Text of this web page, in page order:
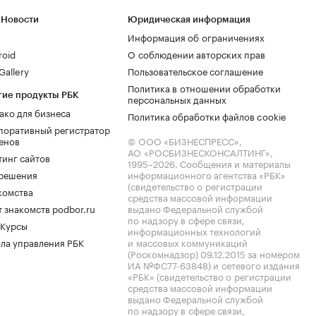
продукты РБК
для бизнеса
регистратор
сайтов
знакомств podbor.ru
управления РБК
Юридическая информация
Информация об ограничениях
О соблюдении авторских прав
Пользовательское соглашение
Политика в отношении обработки
персональных данных
Политика обработки файлов cookie
© ООО «БИЗНЕСПРЕСС»,
АО «РОСБИЗНЕСКОНСАЛТИНГ»,
1995–2026. Сообщения и материалы
информационного агентства «РБК»
(свидетельство о регистрации
средства массовой информации
выдано Федеральной службой
по надзору в сфере связи,
информационных технологий
и массовых коммуникаций
(Роскомнадзор) 09.12.2015 за номером
ИА №ФС77-63848) и сетевого издания
«РБК» (свидетельство о регистрации
средства массовой информации
выдано Федеральной службой
по надзору в сфере связи,